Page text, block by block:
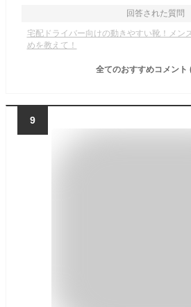
回答された質問
宅配ドライバー向けの動きやすい靴！メン
めを教えて！
全てのおすすめコメント
9